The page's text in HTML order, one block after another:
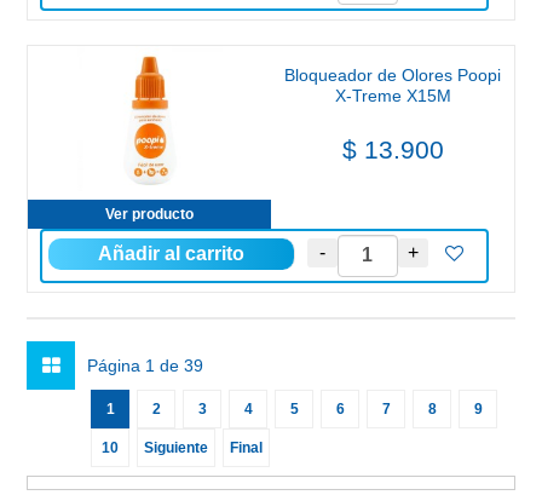
Ver producto
Bloqueador de Olores Poopi
X-Treme X15M
$ 13.900
Página 1 de 39
1 2 3 4 5 6 7 8 9
10 Siguiente Final